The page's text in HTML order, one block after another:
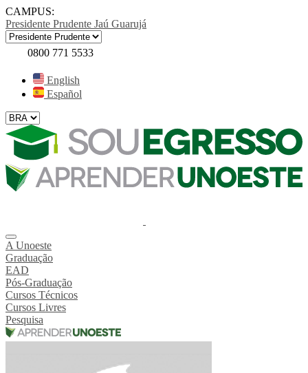
CAMPUS:
Presidente Prudente Jaú Guarujá
0800 771 5533
English
Español
A Unoeste
Graduação
EAD
Pós-Graduação
Cursos Técnicos
Cursos Livres
Pesquisa